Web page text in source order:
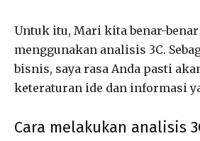
Untuk itu, Mari kita benar-benar
menggunakan analisis 3C.
bisnis, saya rasa Anda pasti
keteraturan ide dan informasi
Cara melakukan analisis